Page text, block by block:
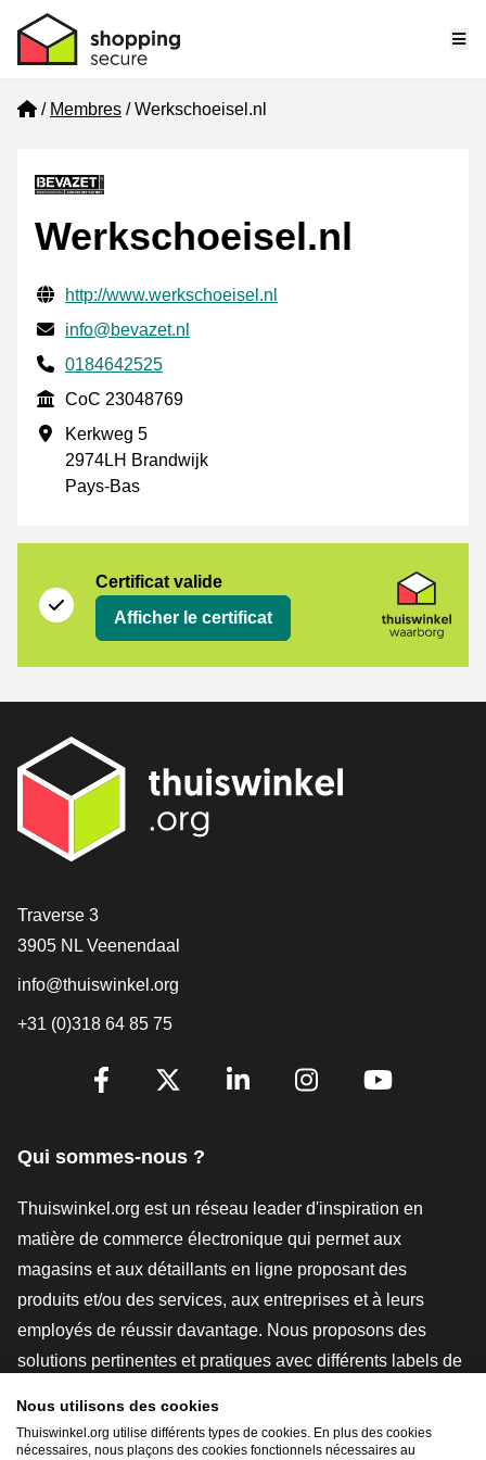
Home
Membres Werkschoeisel.nl
Werkschoeisel.nl
Informations de contact vérifiées
Website URL
http://www.werkschoeisel.nl
E-mail
info@bevazet.nl
Phone number
0184642525
CoC
CoC 23048769
Adresse professionnelle
Kerkweg 5
2974LH Brandwijk
Pays-Bas
Certificat valide
Afficher le certificat
[_General:Contact]
Traverse 3
3905 NL Veenendaal
info@thuiswinkel.org
+31 (0)318 64 85 75
[_General:SocialMediaTitle]
Qui sommes-nous ?
Thuiswinkel.org est un réseau leader d'inspiration en
matière de commerce électronique qui permet aux
magasins et aux détaillants en ligne proposant des
produits et/ou des services, aux entreprises et à leurs
employés de réussir davantage. Nous proposons des
solutions pertinentes et pratiques avec différents labels de
études de marché, et nous disposons de notre propre
Nous utilisons des cookies
Thuiswinkel.org utilise différents types de cookies. En plus des cookies
nécessaires, nous plaçons des cookies fonctionnels nécessaires au